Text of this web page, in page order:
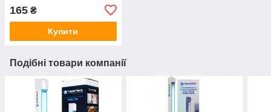
165 ₴
Купити
Подібні товари компанії